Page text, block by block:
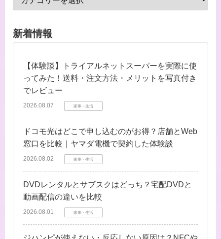
新着情報
【体験談】トライアルネットスーパーを実際に使
ってみた！送料・注文方法・メリットを写真付き
でレビュー
2026.08.07 家事・生活
ドコモ光はどこで申し込むのがお得？店舗とWeb
窓口を比較｜ヤマダ電機で契約した体験談
2026.08.02 家事・生活
DVDレンタルとサブスクはどっち？宅配DVDと
動画配信の違いを比較
2026.08.01 家事・生活